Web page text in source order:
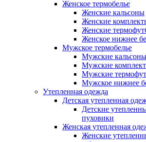
Женское термобелье
Женские кальсоны
Женские
Женские
Женское нижнее
Мужское термобелье
Мужские кальсоны
Мужские
Мужские
Мужское нижнее
Утепленная одежда
Детская утепленная
Детские
пуховики
Женская утепленная
Женские